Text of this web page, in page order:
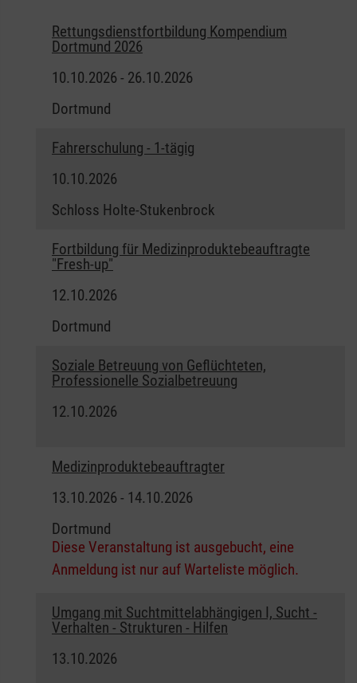
Rettungsdienstfortbildung Kompendium
Dortmund 2026
10.10.2026 - 26.10.2026
Dortmund
Fahrerschulung - 1-tägig
10.10.2026
Schloss Holte-Stukenbrock
Fortbildung für Medizinproduktebeauftragte
"Fresh-up"
12.10.2026
Dortmund
Soziale Betreuung von Geflüchteten,
Professionelle Sozialbetreuung
12.10.2026
Medizinproduktebeauftragter
13.10.2026 - 14.10.2026
Dortmund
Diese Veranstaltung ist ausgebucht, eine
Anmeldung ist nur auf Warteliste möglich.
Umgang mit Suchtmittelabhängigen I, Sucht -
Verhalten - Strukturen - Hilfen
13.10.2026